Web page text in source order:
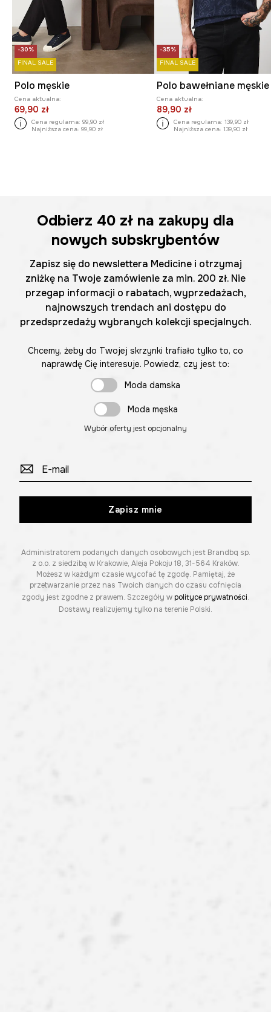
-30%
FINAL SALE
Polo męskie
Cena aktualna:
69,90 zł
Cena regularna: 99,90 zł
Najniższa cena: 99,90 zł
-35%
FINAL SALE
Cena aktualna:
89,90 zł
Cena regularna: 139,90 zł
Najniższa cena: 139,90 zł
Odbierz 40 zł na zakupy dla
nowych subskrybentów
Zapisz się do newslettera Medicine i otrzymaj
zniżkę na Twoje zamówienie za min. 200 zł. Nie
przegap informacji o rabatach, wyprzedażach,
najnowszych trendach ani dostępu do
przedsprzedaży wybranych kolekcji specjalnych.
Chcemy, żeby do Twojej skrzynki trafiało tylko to, co
naprawdę Cię interesuje. Powiedz, czy jest to:
Moda damska
Moda męska
Wybór oferty jest opcjonalny
Zapisz mnie
Administratorem podanych danych osobowych jest Brandbq sp.
z o.o. z siedzibą w Krakowie, Aleja Pokoju 18, 31-564 Kraków.
Możesz w każdym czasie wycofać tę zgodę. Pamiętaj, że
przetwarzanie przez nas Twoich danych do czasu cofnięcia
zgody jest zgodne z prawem. Szczegóły wpolityce prywatności.
Dostawy realizujemy tylko na terenie Polski.